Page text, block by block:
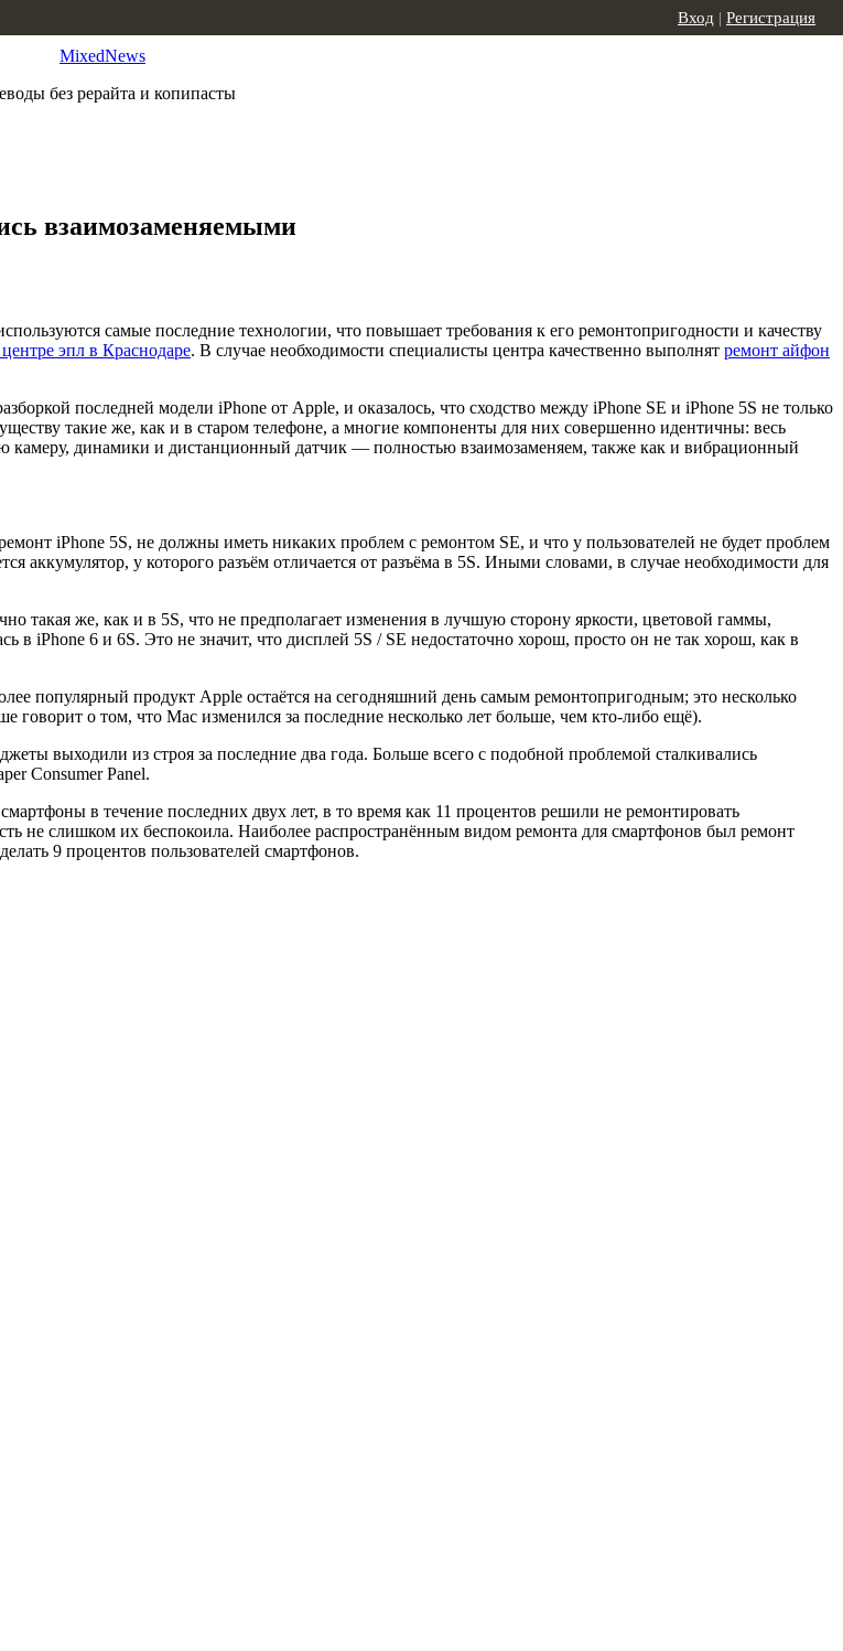
MixedNews
без рерайта и копипасты
Вход | Регистрация
взаимозаменяемыми
самые последние технологии, что повышает требования к его ремонтопригодности и качеству
эпл в Краснодаре. В случае необходимости специалисты центра качественно выполнят ремонт айфон
последней модели iPhone от Apple, и оказалось, что сходство между iPhone SE и iPhone 5S не только
такие же, как и в старом телефоне, а многие компоненты для них совершенно идентичны: весь
динамики и дистанционный датчик — полностью взаимозаменяем, также как и вибрационный
iPhone 5S, не должны иметь никаких проблем с ремонтом SE, и что у пользователей не будет проблем
аккумулятор, у которого разъём отличается от разъёма в 5S. Иными словами, в случае необходимости для
такая же, как и в 5S, что не предполагает изменения в лучшую сторону яркости, цветовой гаммы,
в iPhone 6 и 6S. Это не значит, что дисплей 5S / SE недостаточно хорош, просто он не так хорош, как в
популярный продукт Apple остаётся на сегодняшний день самым ремонтопригодным; это несколько
говорит о том, что Mac изменился за последние несколько лет больше, чем кто-либо ещё).
выходили из строя за последние два года. Больше всего с подобной проблемой сталкивались
Consumer Panel.
в течение последних двух лет, в то время как 11 процентов решили не ремонтировать
не слишком их беспокоила. Наиболее распространённым видом ремонта для смартфонов был ремонт
9 процентов пользователей смартфонов.